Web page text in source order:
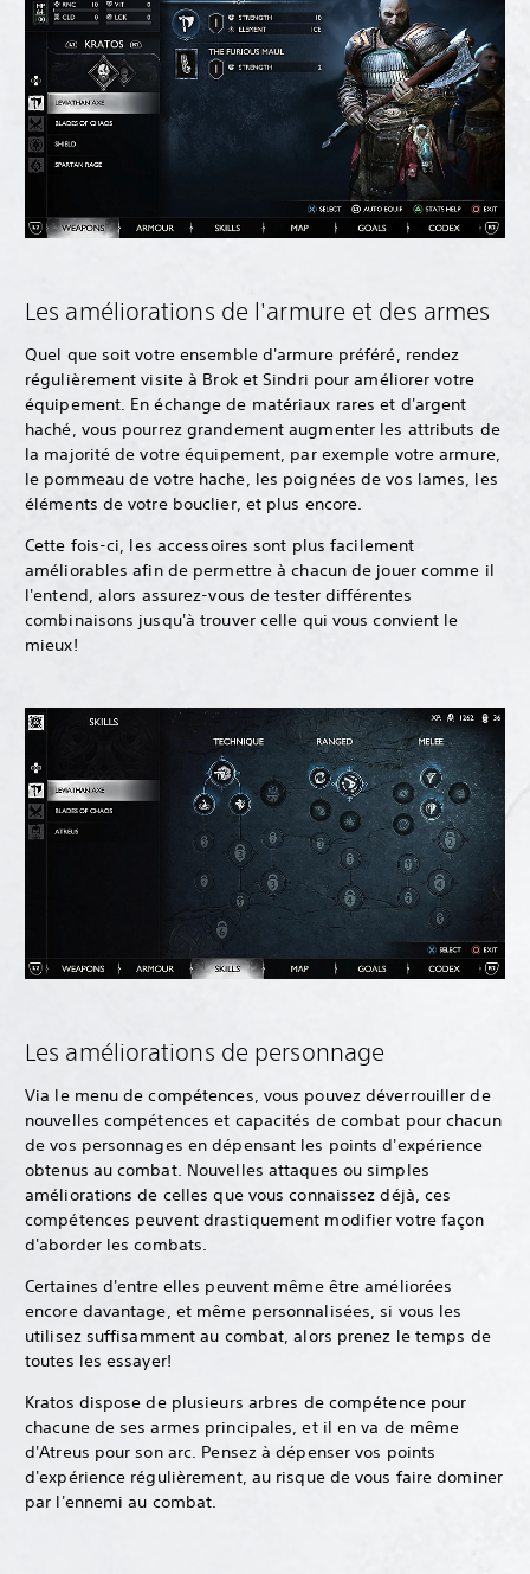
Les améliorations de l'armure et des armes
Quel que soit votre ensemble d'armure préféré, rendez
régulièrement visite à Brok et Sindri pour améliorer votre
équipement. En échange de matériaux rares et d'argent
haché, vous pourrez grandement augmenter les attributs de
la majorité de votre équipement, par exemple votre armure,
le pommeau de votre hache, les poignées de vos lames, les
éléments de votre bouclier, et plus encore.
Cette fois-ci, les accessoires sont plus facilement
améliorables afin de permettre à chacun de jouer comme il
l'entend, alors assurez-vous de tester différentes
combinaisons jusqu'à trouver celle qui vous convient le
mieux!
Les améliorations de personnage
Via le menu de compétences, vous pouvez déverrouiller de
nouvelles compétences et capacités de combat pour chacun
de vos personnages en dépensant les points d'expérience
obtenus au combat. Nouvelles attaques ou simples
améliorations de celles que vous connaissez déjà, ces
compétences peuvent drastiquement modifier votre façon
d'aborder les combats.
Certaines d'entre elles peuvent même être améliorées
encore davantage, et même personnalisées, si vous les
utilisez suffisamment au combat, alors prenez le temps de
toutes les essayer!
Kratos dispose de plusieurs arbres de compétence pour
chacune de ses armes principales, et il en va de même
d'Atreus pour son arc. Pensez à dépenser vos points
d'expérience régulièrement, au risque de vous faire dominer
par l'ennemi au combat.